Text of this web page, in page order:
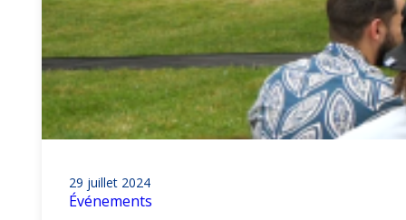
29 juillet 2024
Événements